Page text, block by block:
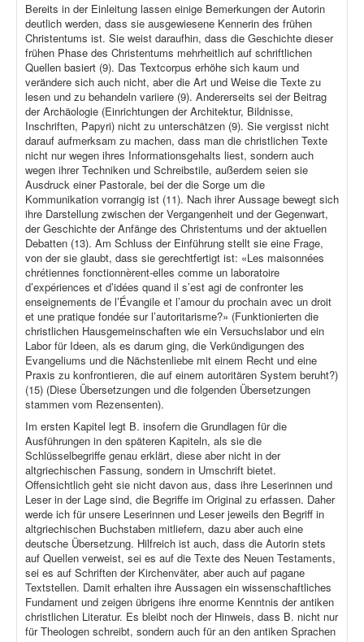
Bereits in der Einleitung lassen einige Bemerkungen der Autorin
deutlich werden, dass sie ausgewiesene Kennerin des frühen
Christentums ist. Sie weist daraufhin, dass die Geschichte dieser
frühen Phase des Christentums mehrheitlich auf schriftlichen
Quellen basiert (9). Das Textcorpus erhöhe sich kaum und
verändere sich auch nicht, aber die Art und Weise die Texte zu
lesen und zu behandeln variiere (9). Andererseits sei der Beitrag
der Archäologie (Einrichtungen der Architektur, Bildnisse,
Inschriften, Papyri) nicht zu unterschätzen (9). Sie vergisst nicht
darauf aufmerksam zu machen, dass man die christlichen Texte
nicht nur wegen ihres Informationsgehalts liest, sondern auch
wegen ihrer Techniken und Schreibstile, außerdem seien sie
Ausdruck einer Pastorale, bei der die Sorge um die
Kommunikation vorrangig ist (11). Nach ihrer Aussage bewegt sich
ihre Darstellung zwischen der Vergangenheit und der Gegenwart,
der Geschichte der Anfänge des Christentums und der aktuellen
Debatten (13). Am Schluss der Einführung stellt sie eine Frage,
von der sie glaubt, dass sie gerechtfertigt ist: «Les maisonnées
chrétiennes fonctionnèrent-elles comme un laboratoire
d’expériences et d’idées quand il s’est agi de confronter les
enseignements de l’Évangile et l’amour du prochain avec un droit
et une pratique fondée sur l’autoritarisme?» (Funktionierten die
christlichen Hausgemeinschaften wie ein Versuchslabor und ein
Labor für Ideen, als es darum ging, die Verkündigungen des
Evangeliums und die Nächstenliebe mit einem Recht und eine
Praxis zu konfrontieren, die auf einem autoritären System beruht?)
(15) (Diese Übersetzungen und die folgenden Übersetzungen
stammen vom Rezensenten).
Im ersten Kapitel legt B. insofern die Grundlagen für die
Ausführungen in den späteren Kapiteln, als sie die
Schlüsselbegriffe genau erklärt, diese aber nicht in der
altgriechischen Fassung, sondern in Umschrift bietet.
Offensichtlich geht sie nicht davon aus, dass ihre Leserinnen und
Leser in der Lage sind, die Begriffe im Original zu erfassen. Daher
werde ich für unsere Leserinnen und Leser jeweils den Begriff in
altgriechischen Buchstaben mitliefern, dazu aber auch eine
deutsche Übersetzung. Hilfreich ist auch, dass die Autorin stets
auf Quellen verweist, sei es auf die Texte des Neuen Testaments,
sei es auf Schriften der Kirchenväter, aber auch auf pagane
Textstellen. Damit erhalten ihre Aussagen ein wissenschaftliches
Fundament und zeigen übrigens ihre enorme Kenntnis der antiken
christlichen Literatur. Es bleibt noch der Hinweis, dass B. nicht nur
für Theologen schreibt, sondern auch für an den antiken Sprachen